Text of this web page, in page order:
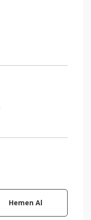
Hemen Al